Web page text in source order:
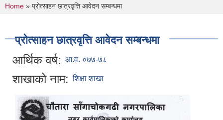
You are here
Home » प्रोत्साहन छात्रवृत्ति आवेदन सम्बन्धमा
प्रोत्साहन छात्रवृत्ति आवेदन सम्बन्धमा
आर्थिक वर्ष: आ.व. ०७७-७८
शाखाको नाम: शिक्षा शाखा